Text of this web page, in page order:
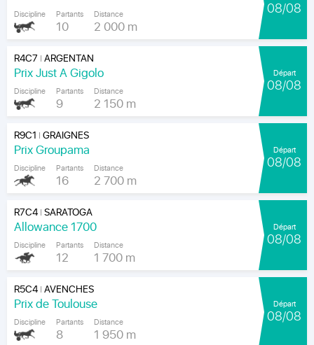
Discipline Partants
10
Distance
2 000 m
08/08
R4C7 |ARGENTAN
Prix Just A Gigolo
Discipline Partants
9
Distance
2 150 m
Départ
08/08
R9C1 |GRAIGNES
Prix Groupama
Discipline Partants
16
Distance
2 700 m
Départ
08/08
R7C4|SARATOGA
Allowance 1700
Discipline Partants
12
Distance
1 700 m
Départ
08/08
R5C4|AVENCHES
Prix de Toulouse
Discipline Partants
8
Distance
1 950 m
Départ
08/08